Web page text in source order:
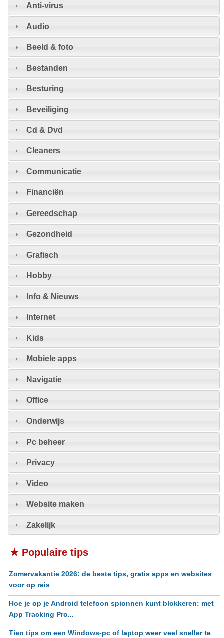
Anti-virus
Audio
Beeld & foto
Bestanden
Besturing
Beveiliging
Cd & Dvd
Cleaners
Communicatie
Financiën
Gereedschap
Gezondheid
Grafisch
Hobby
Info & Nieuws
Internet
Kids
Mobiele apps
Navigatie
Office
Onderwijs
Pc beheer
Privacy
Video
Website maken
Zakelijk
★ Populaire tips
Zomervakantie 2026: de beste tips, gratis apps en websites
voor op reis
Hoe je op je Android telefoon spionnen kunt blokkeren: met
App Tracking Pro...
Tien tips om een Windows-pc of laptop weer veel sneller te